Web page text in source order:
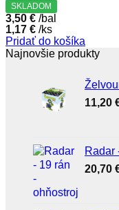
SKLADOM
3,50 € /bal
1,17 € /ks
Pridať do košíka
Najnovšie produkty
11,20
Radar
20,70